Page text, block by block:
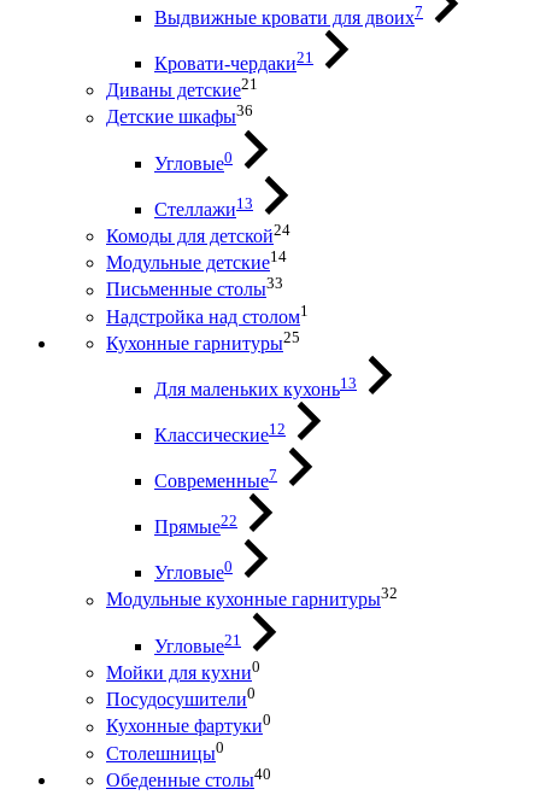
Выдвижные кровати для двоих7
Кровати-чердаки21
Диваны детские21
Детские шкафы36
Угловые0
Стеллажи13
Комоды для детской24
Модульные детские14
Письменные столы33
Надстройка над столом1
Кухонные гарнитуры25
Для маленьких кухонь13
Классические12
Современные7
Прямые22
Угловые0
Модульные кухонные гарнитуры32
Угловые21
Мойки для кухни0
Посудосушители0
Кухонные фартуки0
Столешницы0
Обеденные столы40